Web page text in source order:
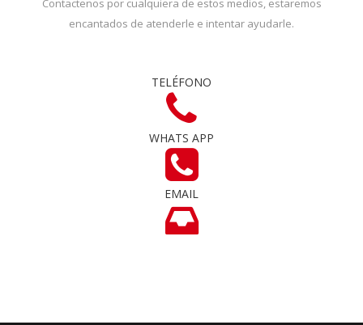
Contactenos por cualquiera de estos medios, estaremos
encantados de atenderle e intentar ayudarle.
TELÉFONO
WHATS APP
EMAIL